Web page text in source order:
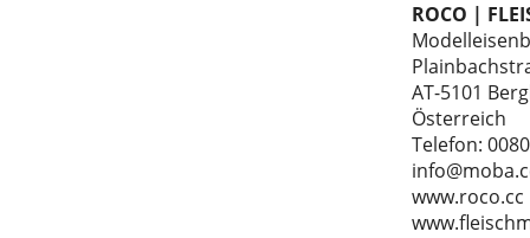
ROCO |
AT-5101
Österreich
Telefon:
www.roco.cc